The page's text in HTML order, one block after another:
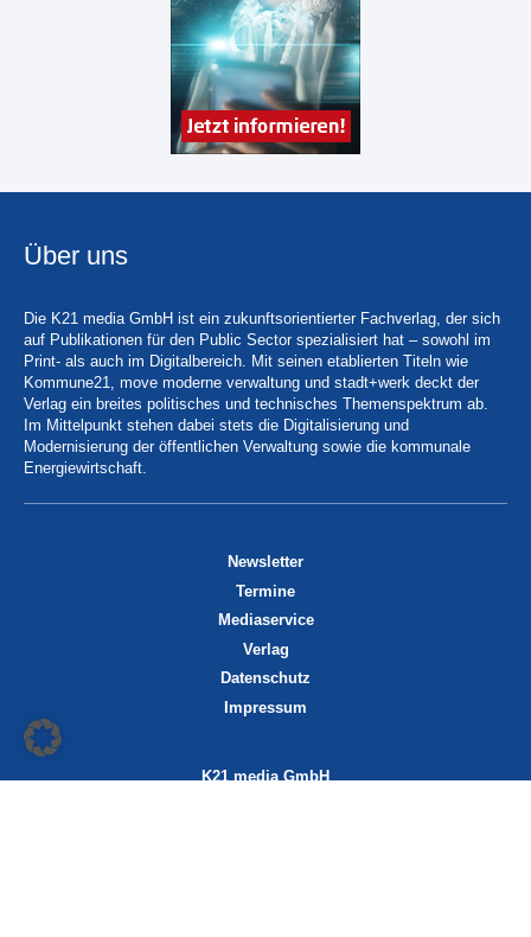
Über uns
Die K21 media GmbH ist ein zukunftsorientierter Fachverlag, der sich
auf Publikationen für den Public Sector spezialisiert hat – sowohl im
Print- als auch im Digitalbereich. Mit seinen etablierten Titeln wie
Kommune21, move moderne verwaltung und stadt+werk deckt der
Verlag ein breites politisches und technisches Themenspektrum ab.
Im Mittelpunkt stehen dabei stets die Digitalisierung und
Modernisierung der öffentlichen Verwaltung sowie die kommunale
Energiewirtschaft.
Newsletter
Termine
Mediaservice
Verlag
Datenschutz
Impressum
K21 media GmbH